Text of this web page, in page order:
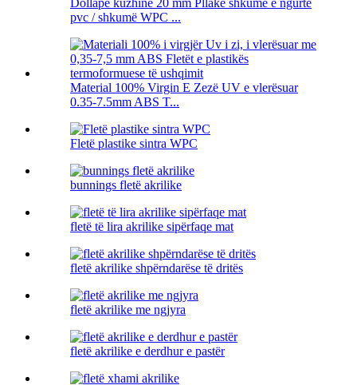
Dollapë kuzhine 20 mm Pllakë shkumë e ngurtë
pvc / shkumë WPC ...
Material 100% Virgin E Zezë UV e vlerësuar
0.35-7.5mm ABS T...
Fletë plastike sintra WPC
bunnings fletë akrilike
fletë të lira akrilike sipërfaqe mat
fletë akrilike shpërndarëse të dritës
fletë akrilike me ngjyra
fletë akrilike e derdhur e pastër